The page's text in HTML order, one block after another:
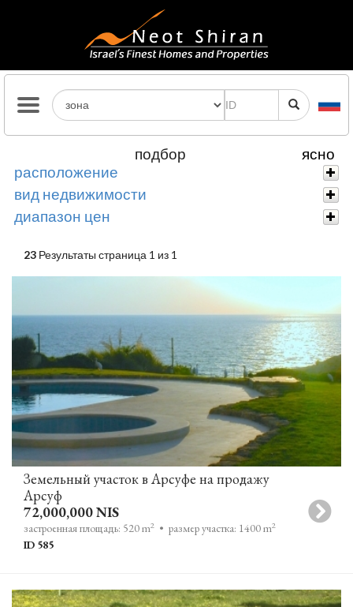
подбор
ясно
расположение
вид недвижимости
диапазон цен
23 Результаты страница 1 из 1
Земельный участок в Арсуфе на продажу
Арсуф
72,000,000 NIS
застроенная площадь: 520 m2 • размер участка: 1400 m2
ID 585